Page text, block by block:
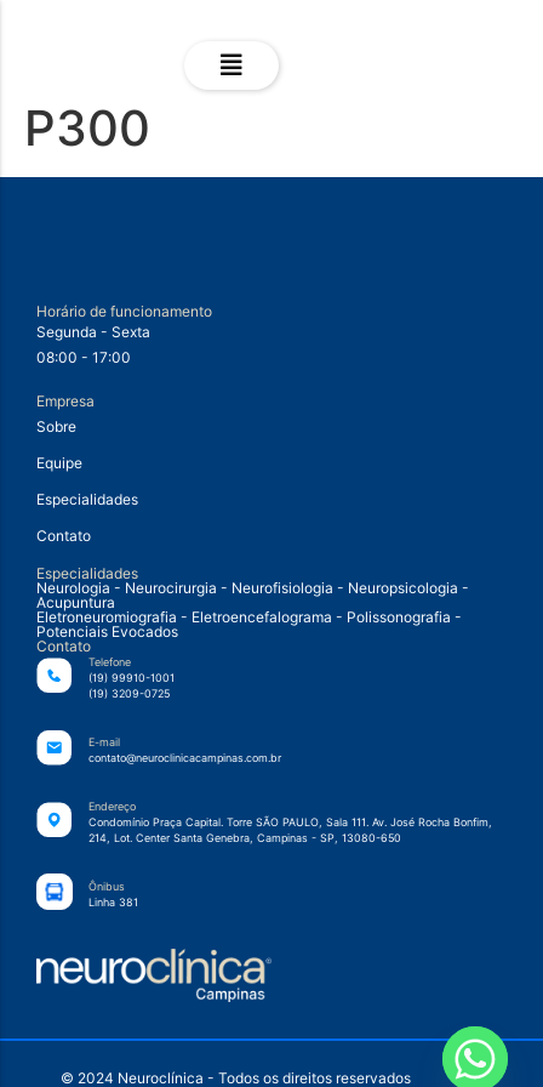
P300
Horário de funcionamento
Segunda - Sexta
08:00 - 17:00
Empresa
Sobre
Equipe
Especialidades
Contato
Especialidades
Neurologia - Neurocirurgia - Neurofisiologia - Neuropsicologia -
Acupuntura
Eletroneuromiografia - Eletroencefalograma - Polissonografia -
Potenciais Evocados
Contato
Telefone
(19) 99910-1001
(19) 3209-0725
E-mail
contato@neuroclinicacampinas.com.br
Endereço
Condomínio Praça Capital. Torre SÃO PAULO, Sala 111. Av. José Rocha Bonfim,
214, Lot. Center Santa Genebra, Campinas - SP, 13080-650
Ônibus
Linha 381
© 2024 Neuroclínica - Todos os direitos reservados